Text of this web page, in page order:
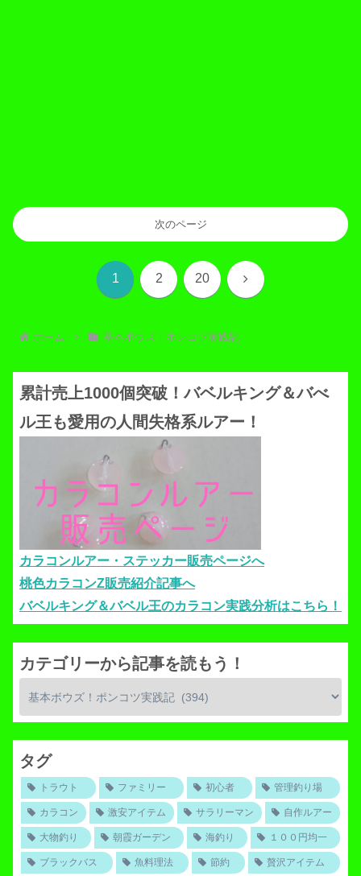
次のページ
1 2 20 次
ホーム 基本ボウズ！ポンコツ実践記
累計売上1000個突破！バベルキング＆バべ
ル王も愛用の人間失格系ルアー！
カラコンルアー・ステッカー販売ページへ
桃色カラコンZ販売紹介記事へ
バベルキング＆バベル王のカラコン実践分析はこちら！
カテゴリーから記事を読もう！
タグ
トラウト ファミリー 初心者 管理釣り場
カラコン 激安アイテム サラリーマン 自作ルアー
大物釣り 朝霞ガーデン 海釣り １００円均一
ブラックバス 魚料理法 節約 贅沢アイテム